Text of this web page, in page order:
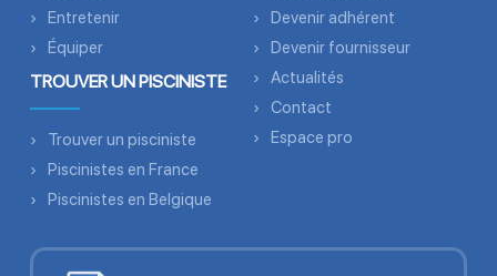
Entretenir
Équiper
TROUVER UN PISCINISTE
Trouver un pisciniste
Piscinistes en France
Piscinistes en Belgique
Devenir adhérent
Devenir fournisseur
Actualités
Contact
Espace pro